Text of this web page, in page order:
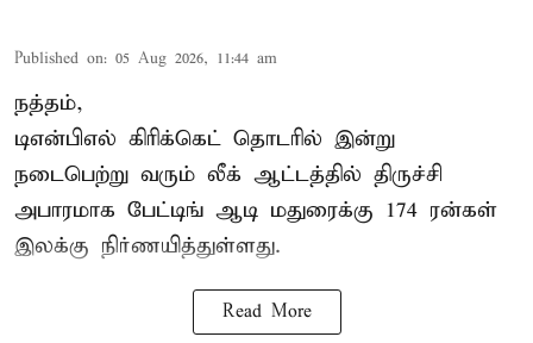
Published on: 05 Aug 2026, 11:44 am
நத்தம்,
டிஎன்பிஎல் கிரிக்கெட் தொடரில் இன்று
நடைபெற்று வரும் லீக் ஆட்டத்தில் திருச்சி
அபாரமாக பேட்டிங் ஆடி மதுரைக்கு 174 ரன்கள்
இலக்கு நிர்ணயித்துள்ளது.
Read More